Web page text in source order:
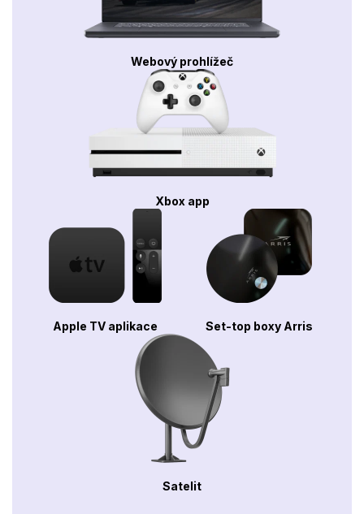
Webový prohlížeč
Xbox app
Apple TV aplikace Set-top boxy Arris
Satelit